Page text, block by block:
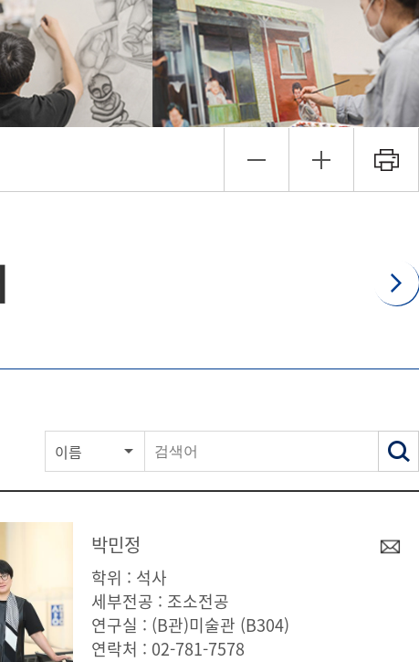
이름
박민정
학위 : 석사
세부전공 : 조소전공
연구실 : (B관)미술관 (B304)
연락처 : 02-781-7578